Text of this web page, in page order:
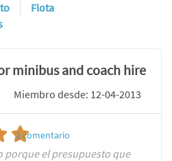
Flota
minibus and coach hire
Miembro desde: 12-04-2013
2 comentario
porque el presupuesto que